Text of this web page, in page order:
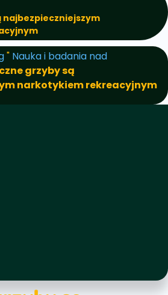
najbezpieczniejszym
" Nauka i badania nad
grzyby są
narkotykiem rekreacyjnym